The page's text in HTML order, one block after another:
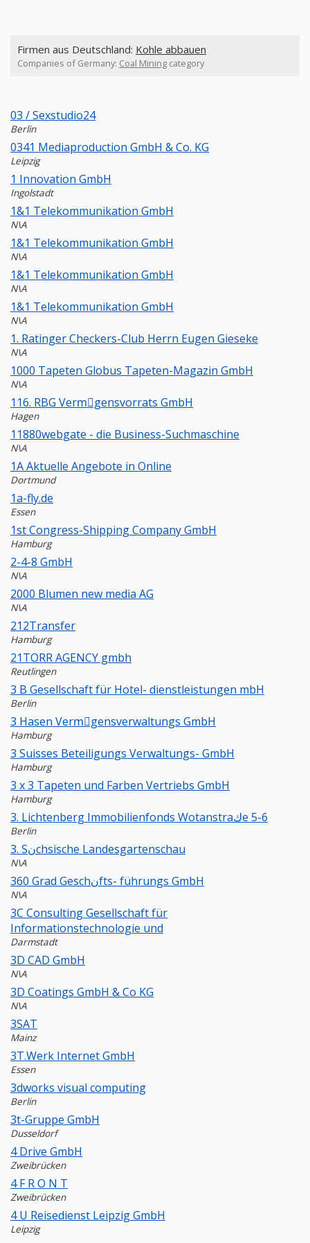
Firmen aus Deutschland: Kohle abbauen
Companies of Germany: Coal Mining category
03 / Sexstudio24
Berlin
0341 Mediaproduction GmbH & Co. KG
Leipzig
1 Innovation GmbH
Ingolstadt
1&1 Telekommunikation GmbH
N\A
1&1 Telekommunikation GmbH
N\A
1&1 Telekommunikation GmbH
N\A
1&1 Telekommunikation GmbH
N\A
1. Ratinger Checkers-Club Herrn Eugen Gieseke
N\A
1000 Tapeten Globus Tapeten-Magazin GmbH
N\A
116. RBG Vermِgensvorrats GmbH
Hagen
11880webgate - die Business-Suchmaschine
N\A
1A Aktuelle Angebote in Online
Dortmund
1a-fly.de
Essen
1st Congress-Shipping Company GmbH
Hamburg
2-4-8 GmbH
N\A
2000 Blumen new media AG
N\A
212Transfer
Hamburg
21TORR AGENCY gmbh
Reutlingen
3 B Gesellschaft für Hotel- dienstleistungen mbH
Berlin
3 Hasen Vermِgensverwaltungs GmbH
Hamburg
3 Suisses Beteiligungs Verwaltungs- GmbH
Hamburg
3 x 3 Tapeten und Farben Vertriebs GmbH
Hamburg
3. Lichtenberg Immobilienfonds Wotanstraكe 5-6
Berlin
3. Sنchsische Landesgartenschau
N\A
360 Grad Geschنfts- führungs GmbH
N\A
3C Consulting Gesellschaft für
Informationstechnologie und
Darmstadt
3D CAD GmbH
N\A
3D Coatings GmbH & Co KG
N\A
3SAT
Mainz
3T.Werk Internet GmbH
Essen
3dworks visual computing
Berlin
3t-Gruppe GmbH
Dusseldorf
4 Drive GmbH
Zweibrücken
4 F R O N T
Zweibrücken
4 U Reisedienst Leipzig GmbH
Leipzig